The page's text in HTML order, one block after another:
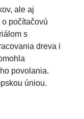
ale aj
počítačovú
s
dreva i
povolania.
úniou.